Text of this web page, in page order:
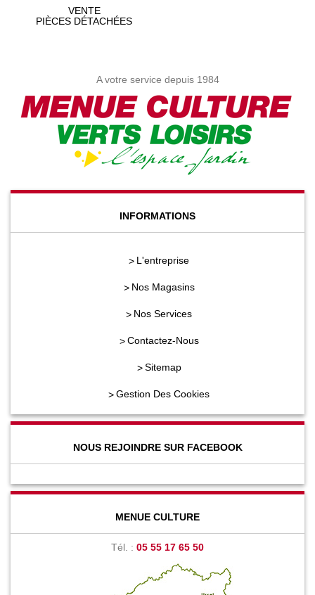
VENTE
PIÈCES DÉTACHÉES
A votre service depuis 1984
INFORMATIONS
L'entreprise
Nos Magasins
Nos Services
Contactez-Nous
Sitemap
Gestion Des Cookies
NOUS REJOINDRE SUR FACEBOOK
MENUE CULTURE
Tél. : 05 55 17 65 50